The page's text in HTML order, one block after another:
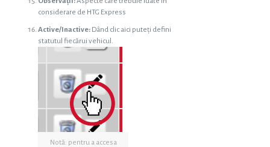
considerare de HTG Express
Active/Inactive: Dând clic aici puteți defini
statutul fiecărui vehicul.
Notă: pentru a accesa